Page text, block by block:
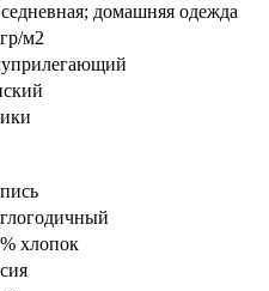
домашняя одежда
м2
хлопок